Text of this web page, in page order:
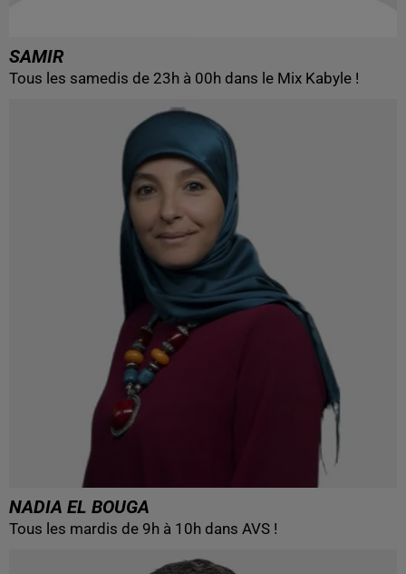
SAMIR
Tous les samedis de 23h à 00h dans le Mix Kabyle !
NADIA EL BOUGA
Tous les mardis de 9h à 10h dans AVS !